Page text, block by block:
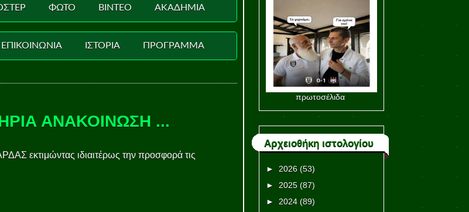
ΦΩΤΟ ΒΙΝΤΕΟ ΑΚΑΔΗΜΙΑ
ΕΠΙΚΟΙΝΩΝΙΑ ΙΣΤΟΡΙΑ ΠΡΟΓΡΑΜΜΑ
ΑΝΑΚΟΙΝΩΣΗ ...
εκτιμώντας ιδιαιτέρως την προσφορά τις
πρωτοσέλιδα
Αρχειοθήκη ιστολογίου
► 2026 (53)
► 2025 (87)
► 2024 (89)